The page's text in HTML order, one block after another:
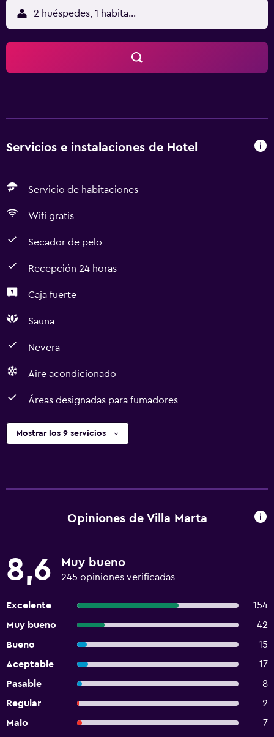
2 huéspedes, 1 habitación
Servicios e instalaciones de Hotel
Servicio de habitaciones
Wifi gratis
Secador de pelo
Recepción 24 horas
Caja fuerte
Sauna
Nevera
Aire acondicionado
Áreas designadas para fumadores
Mostrar los 9 servicios
Opiniones de Villa Marta
8,6 Muy bueno
245 opiniones verificadas
Excelente
154
Muy bueno
42
Bueno
15
Aceptable
17
Pasable
8
Regular
2
Malo
7